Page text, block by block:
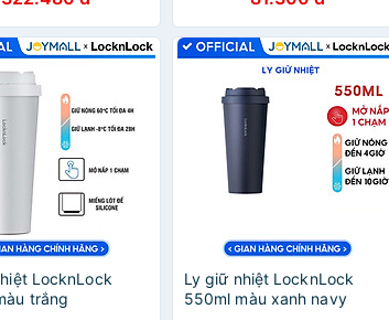
rộng có thể
JoyMall
(BGN2L22) giao hàng màu
ngẫu nhiên
LocknLock
trắng
Ly giữ nhiệt LocknLock
550ml màu xanh navy